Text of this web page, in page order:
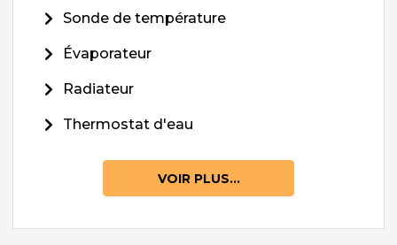
Sonde de température
Évaporateur
Radiateur
Thermostat d'eau
VOIR PLUS...